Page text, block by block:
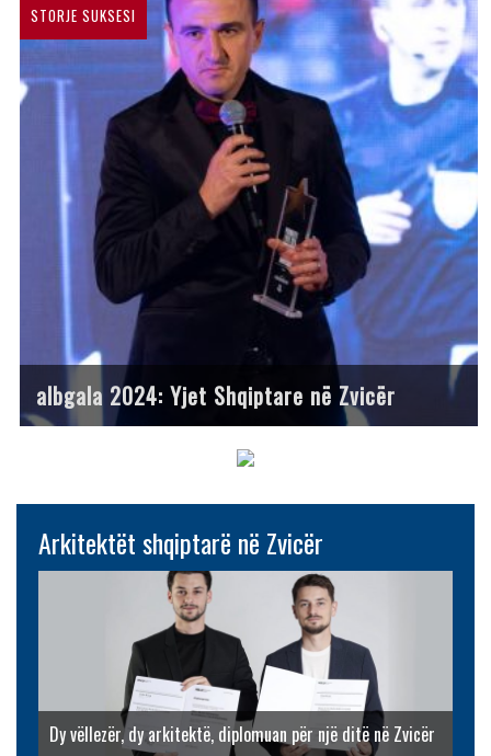
STORJE SUKSESI
albgala 2024: Yjet Shqiptare në Zvicër
Arkitektët shqiptarë në Zvicër
Dy vëllezër, dy arkitektë, diplomuan për një ditë në Zvicër